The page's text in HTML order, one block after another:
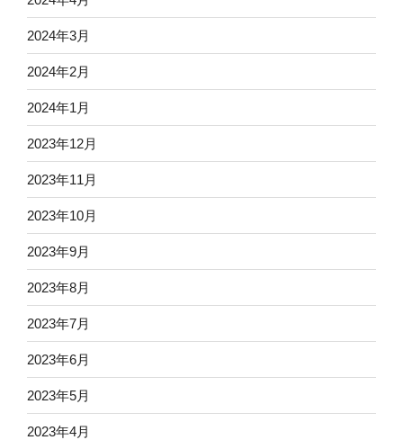
2024年3月
2024年2月
2024年1月
2023年12月
2023年11月
2023年10月
2023年9月
2023年8月
2023年7月
2023年6月
2023年5月
2023年4月